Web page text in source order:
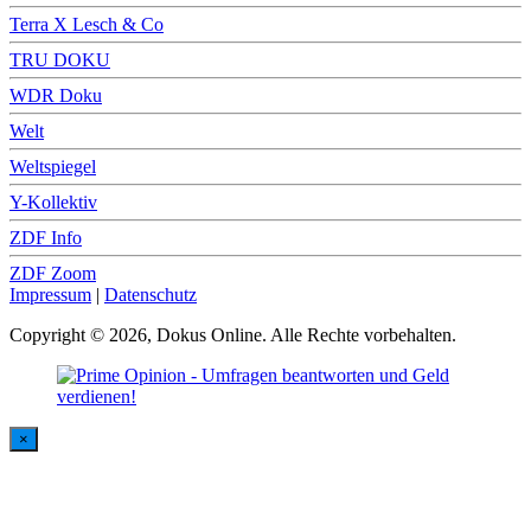
Terra X Lesch & Co
TRU DOKU
WDR Doku
Welt
Weltspiegel
Y-Kollektiv
ZDF Info
ZDF Zoom
Impressum | Datenschutz
Copyright © 2026, Dokus Online. Alle Rechte vorbehalten.
×